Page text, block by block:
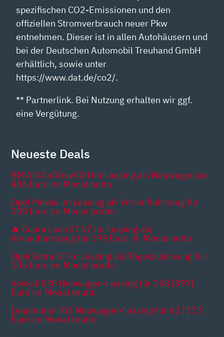
spezifischen CO2-Emissionen und den
offiziellen Stromverbrauch neuer Pkw
entnehmen. Dieser ist in allen Autohäusern und
bei der Deutschen Automobil Treuhand GmbH
erhältlich, sowie unter
https://www.dat.de/co2/.
** Partnerlink. Bei Nutzung erhalten wir ggf.
eine Vergütung.
Neueste Deals
BMW X3 xDrive40d im Leasing als Neuwagen ab
485 Euro im Monat netto
Opel Mokka im Leasing als Vorlauffahrzeug für
200 Euro im Monat brutto
🔥 Cupra Leon ST VZ im Leasing als
Vorlauffahrzeug für 199 Euro im Monat netto
Opel Astra ST im Leasing als Tageszulassung für
135 Euro im Monat brutto
Volvo EX30 Neuwagen-Leasing für 258 [397]
Euro im Monat brutto
Leapmotor T03 Neuwagen-Leasing für 62 [173]
Euro im Monat brutto